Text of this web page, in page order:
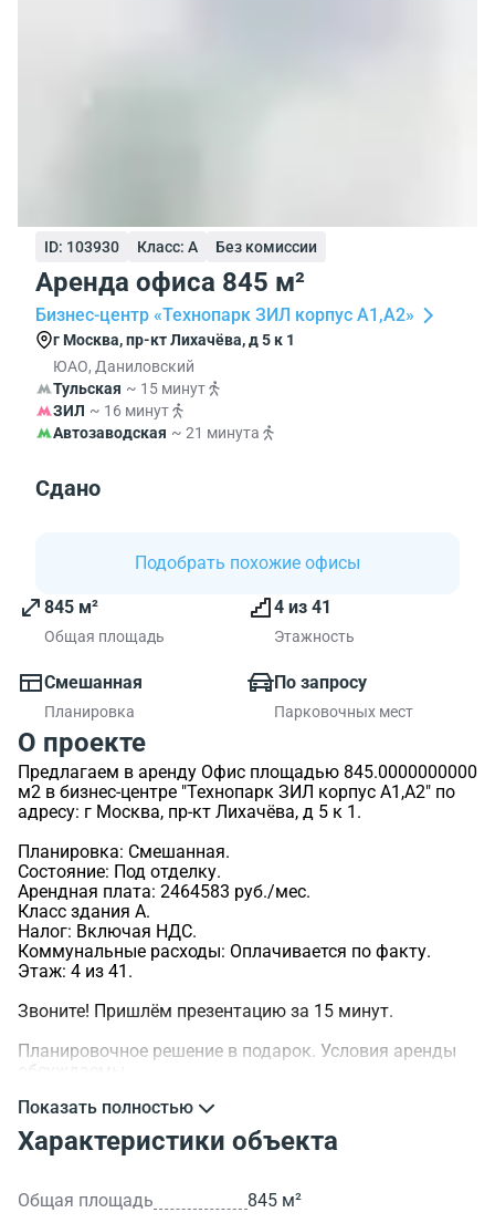
ID: 103930 Класс: A Без комиссии
Аренда офиса 845 м²
Бизнес-центр «Технопарк ЗИЛ корпус А1,А2»
г Москва, пр-кт Лихачёва, д 5 к 1
ЮАО, Даниловский
Тульская ~ 15 минут
ЗИЛ ~ 16 минут
Автозаводская ~ 21 минута
Сдано
Подобрать похожие офисы
845 м²
Общая площадь
4 из 41
Этажность
Смешанная
Планировка
По запросу
Парковочных мест
О проекте
Предлагаем в аренду Офис площадью 845.0000000000
м2 в бизнес-центре "Технопарк ЗИЛ корпус А1,А2" по
адресу: г Москва, пр-кт Лихачёва, д 5 к 1.
Планировка: Смешанная.
Состояние: Под отделку.
Арендная плата: 2464583 руб./мес.
Класс здания A.
Налог: Включая НДС.
Коммунальные расходы: Оплачивается по факту.
Этаж: 4 из 41.
Звоните! Пришлём презентацию за 15 минут.
Планировочное решение в подарок. Условия аренды
обсуждаемы.
>ID объекта - 103930.
Показать полностью
Характеристики объекта
Общая площадь 845 м²